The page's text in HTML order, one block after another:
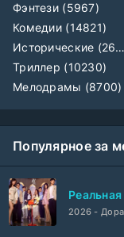
Фэнтези (5967)
Комедии (14821)
Исторические (2658)
Триллер (10230)
Мелодрамы (8700)
Популярное за
2026 -